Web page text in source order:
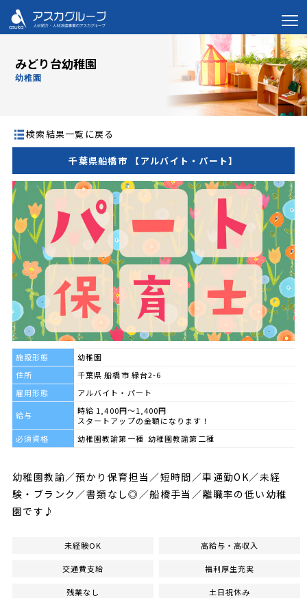
みどり台幼稚園
幼稚園
検索結果一覧に戻る
千葉県船橋市 【アルバイト・パート】
施設形態
幼稚園
住所
千葉県 船橋市 緑台2-6
雇用形態
アルバイト・パート
給与
時給 1,400円～1,400円
スタートアップの金額になります！
必須資格
幼稚園教諭第一種 幼稚園教諭第二種
幼稚園教諭／預かり保育担当／短時間／車通勤OK／未経
験・ブランク／書類なし◎／船橋手当／離職率の低い幼稚
園です♪
未経験OK 高給与・高収入
交通費支給 福利厚生充実
残業なし 土日祝休み